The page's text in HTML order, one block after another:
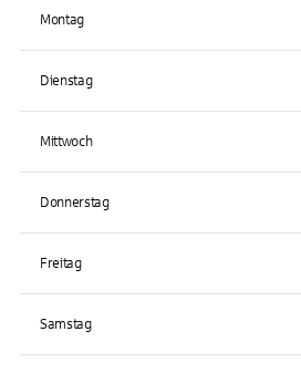
Montag
Dienstag
Mittwoch
Donnerstag
Freitag
Samstag